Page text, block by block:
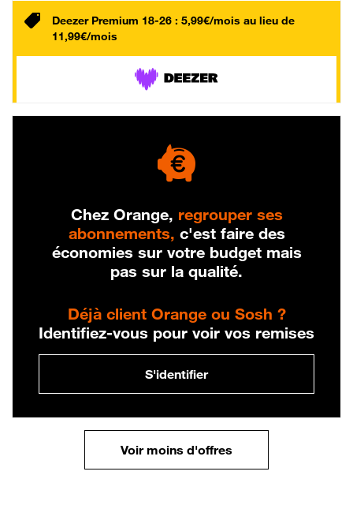
Deezer Premium 18-26 : 5,99€/mois au lieu de
11,99€/mois
Chez Orange, regrouper ses
abonnements, c'est faire des
économies sur votre budget mais
pas sur la qualité.
Déjà client Orange ou Sosh ?
Identifiez-vous pour voir vos remises
S'identifier
Voir moins d'offres